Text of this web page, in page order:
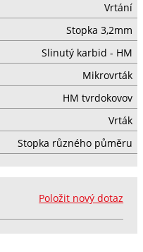
Vrtání
Stopka 3,2mm
Slinutý karbid - HM
Mikrovrták
HM tvrdokovov
Vrták
Stopka různého půměru
Položit nový dotaz